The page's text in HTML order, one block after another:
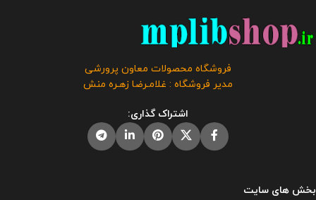
فروشگاه محصولات معاون پرورشی
مدیر فروشگاه : غلامـرضا زهـره منش
اشتراک گذاری:
بخش های سایت